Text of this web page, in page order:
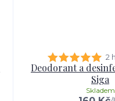
2
Deodorant a
Siga
Skladem